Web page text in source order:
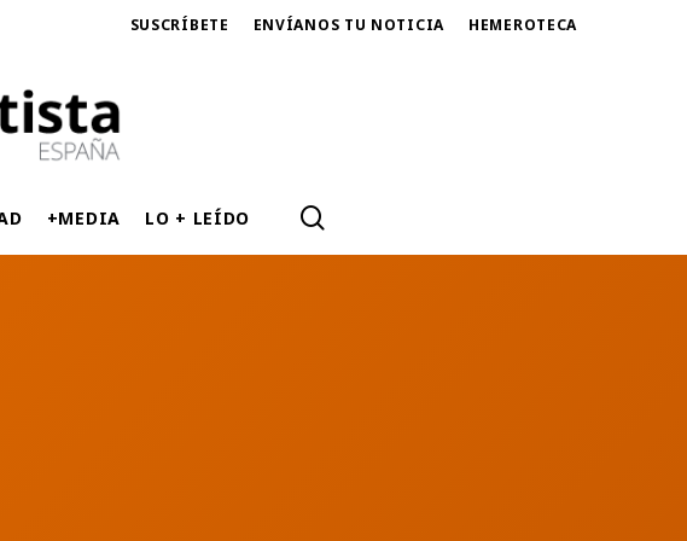
SUSCRÍBETE ENVÍANOS TU NOTICIA HEMEROTECA
+MEDIA LO + LEÍDO